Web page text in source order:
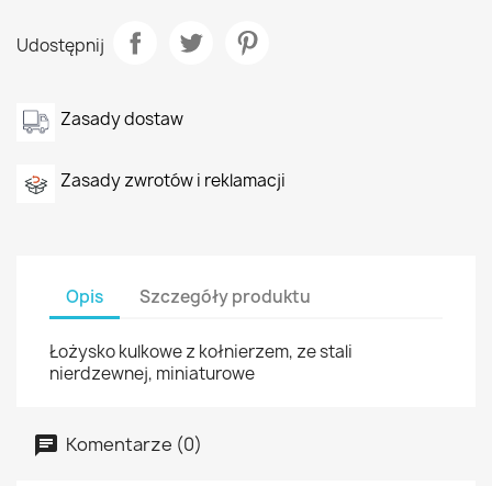
Udostępnij
Zasady dostaw
Zasady zwrotów i reklamacji
Opis Szczegóły produktu
Łożysko kulkowe z kołnierzem, ze stali
nierdzewnej, miniaturowe
Komentarze (0)